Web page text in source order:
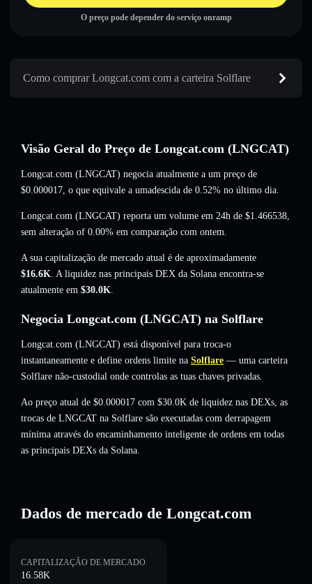
O preço pode depender do serviço onramp
Como comprar Longcat.com com a carteira Solflare
Visão Geral do Preço de Longcat.com (LNGCAT)
Longcat.com (LNGCAT) negocia atualmente a um preço de
$0.000017, o que equivale a umadescida de 0.52% no último dia.
Longcat.com (LNGCAT) reporta um volume em 24h de $1.466538,
sem alteração of 0.00% em comparação com ontem.
A sua capitalização de mercado atual é de aproximadamente
$16.6K. A liquidez nas principais DEX da Solana encontra-se
atualmente em $30.0K.
Negocia Longcat.com (LNGCAT) na Solflare
Longcat.com (LNGCAT) está disponível para troca-o
instantaneamente e define ordens limite na Solflare — uma carteira
Solflare não-custodial onde controlas as tuas chaves privadas.
Ao preço atual de $0.000017 com $30.0K de liquidez nas DEXs, as
trocas de LNGCAT na Solflare são executadas com derrapagem
mínima através do encaminhamento inteligente de ordens em todas
as principais DEXs da Solana.
Dados de mercado de Longcat.com
CAPITALIZAÇÃO DE MERCADO
16.58K